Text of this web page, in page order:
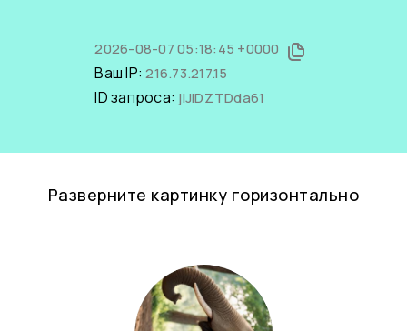
2026-08-07 05:18:45 +0000
Ваш IP:216.73.217.15
ID запроса: jIJIDZTDda61
Разверните картинку горизонтально